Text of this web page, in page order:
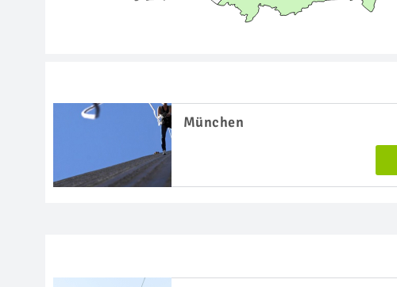
München